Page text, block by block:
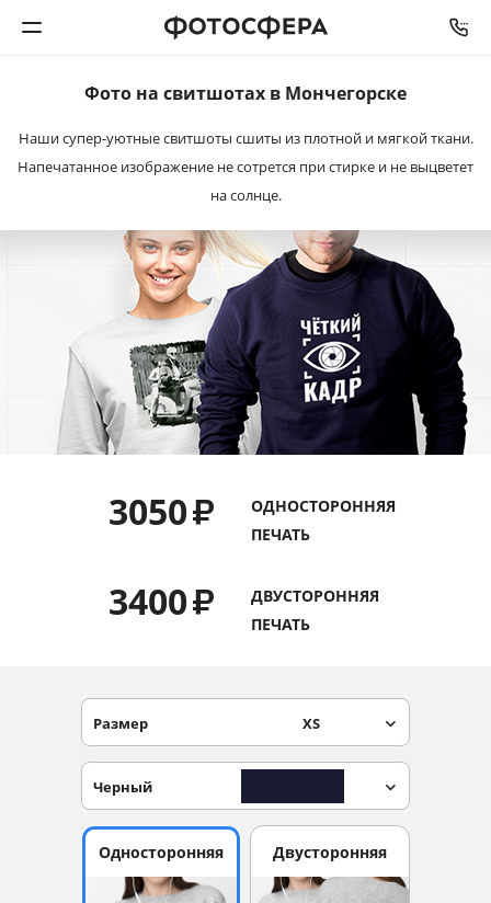
Фотокниги
Календари
Интерьерная печать
Фотоподарки
Багетная мастерская
Полиграфия
Услуги и сервис
Фото на свитшотах в Мончегорске
Наши супер-уютные свитшоты сшиты из плотной и мягкой ткани.
Напечатанное изображение не сотрется при стирке и не выцветет
на солнце.
3050₽
ОДНОСТОРОННЯЯ
ПЕЧАТЬ
3400₽
ДВУСТОРОННЯЯ
ПЕЧАТЬ
Размер XS
Черный
Односторонняя Двусторонняя